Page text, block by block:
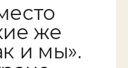
же
и мы».